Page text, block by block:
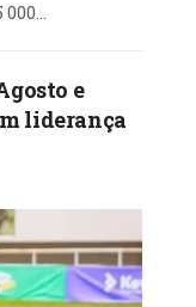
e
liderança